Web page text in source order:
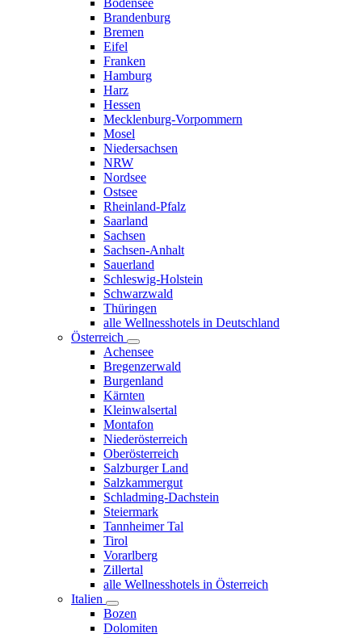
Brandenburg
Bremen
Eifel
Franken
Hamburg
Harz
Hessen
Mecklenburg-Vorpommern
Mosel
Niedersachsen
NRW
Nordsee
Ostsee
Rheinland-Pfalz
Saarland
Sachsen
Sachsen-Anhalt
Sauerland
Schleswig-Holstein
Schwarzwald
Thüringen
alle Wellnesshotels in Deutschland
Österreich
Achensee
Bregenzerwald
Burgenland
Kärnten
Kleinwalsertal
Montafon
Niederösterreich
Oberösterreich
Salzburger Land
Salzkammergut
Schladming-Dachstein
Steiermark
Tannheimer Tal
Tirol
Vorarlberg
Zillertal
alle Wellnesshotels in Österreich
Italien
Bozen
Dolomiten